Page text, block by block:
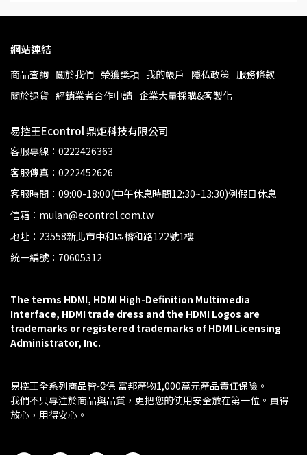
網站連結
商品查詢 關於我們 榮獲獎項 我的帳戶 隱私政策 服務條款
關於退貨 經銷業者合作申請 企業大量採購&客製化
易控王Econtrol 鼎炬科技有限公司
客服專線：0222426363
客服傳真：0222452626
客服時間：09:00-18:00(中午休息時間12:30~13:30)例假日休息
信箱：mulan@econtrol.com.tw
地址：23558新北市中和區橋和路122號1樓
統一編號：70605312
The terms HDMI, HDMI High-Definition Multimedia
Interface, HDMI trade dress and the HDMI Logos are
trademarks or registered trademarks of HDMI Licensing
Administrator, Inc.
易控王全系列商品皆投保 富邦產物1,000萬元產品責任保險。
我們不只專注於商品與品質，更把您的使用安全放在第一位。買得
放心，用得安心。